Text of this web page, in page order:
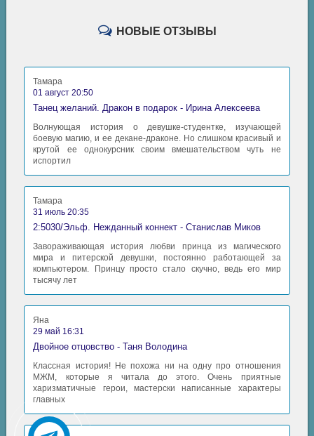
НОВЫЕ ОТЗЫВЫ
Тамара
01 август 20:50
Танец желаний. Дракон в подарок - Ирина Алексеева
Волнующая история о девушке-студентке, изучающей
боевую магию, и ее декане-драконе. Но слишком красивый и
крутой ее однокурсник своим вмешательством чуть не
испортил
Тамара
31 июль 20:35
2:5030/Эльф. Нежданный коннект - Станислав Миков
Завораживающая история любви принца из магического
мира и питерской девушки, постоянно работающей за
компьютером. Принцу просто стало скучно, ведь его мир
тысячу лет
Яна
29 май 16:31
Двойное отцовство - Таня Володина
Классная история! Не похожа ни на одну про отношения
МЖМ, которые я читала до этого. Очень приятные
харизматичные герои, мастерски написанные характеры
главных